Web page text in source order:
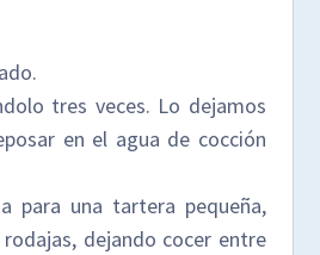
tres veces. Lo dejamos
en el agua de cocción
para una tartera pequeña,
dejando cocer entre